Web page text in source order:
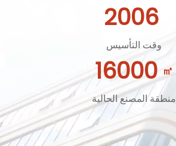
2006
وقت التأسيس
16000 ㎡
منطقة المصنع الحالية